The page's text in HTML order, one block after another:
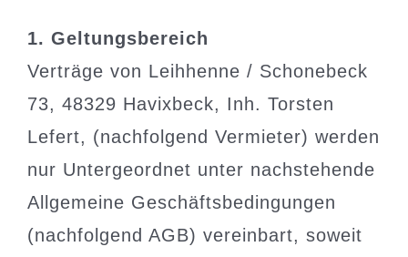
1. Geltungsbereich
Verträge von Leihhenne / Schonebeck
73, 48329 Havixbeck, Inh. Torsten
Lefert, (nachfolgend Vermieter) werden
nur Untergeordnet unter nachstehende
Allgemeine Geschäftsbedingungen
(nachfolgend AGB) vereinbart, soweit